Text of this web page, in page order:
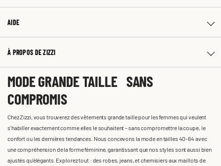
AIDE
À PROPOS DE ZIZZI
MODE GRANDE TAILLE SANS
COMPROMIS
Chez Zizzi, vous trouverez des vêtements grande taille pour les femmes qui veulent
s'habiller exactement comme elles le souhaitent – sans compromettre la coupe, le
confort ou les dernières tendances. Nous concevons la mode en tailles 40-64 avec
une compréhension de la forme féminine, garantissant que nos styles sont aussi bien
ajustés qu'élégants. Explorez tout : des robes, jeans, et chemisiers aux maillots de